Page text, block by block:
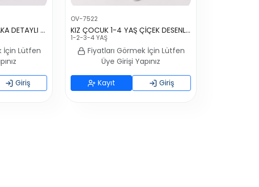
KIZ BEBEK 9-24 AY YAKA DETAYLI TOKALI KOT ELBİSE
İçin Lütfen
Giriş
OV-7522
KIZ ÇOCUK 1-4 YAŞ ÇİÇEK DESENLİ KOT ELBİSE
1-2-3-4 YAŞ
Fiyatları Görmek İçin Lütfen
Üye Girişi Yapınız
Kayıt Giriş